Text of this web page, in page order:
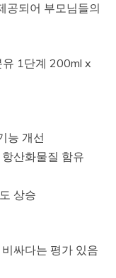
공되어 부모님들의
유 1단계 200ml x
능 개선
산화물질 함유
상승
싸다는 평가 있음